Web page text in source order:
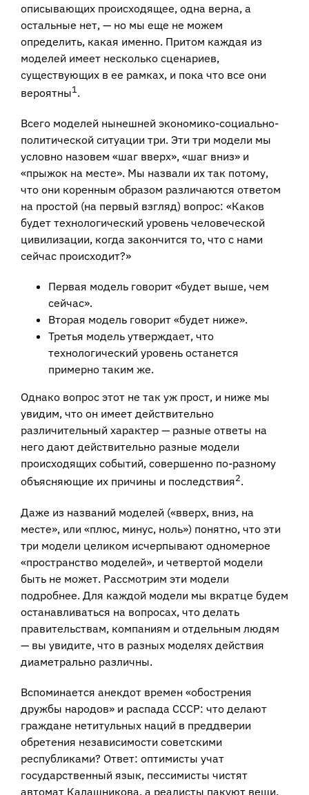
описывающих происходящее, одна верна, а
остальные нет, — но мы еще не можем
определить, какая именно. Притом каждая из
моделей имеет несколько сценариев,
существующих в ее рамках, и пока что все они
вероятны1.
Всего моделей нынешней экономико-социально-
политической ситуации три. Эти три модели мы
условно назовем «шаг вверх», «шаг вниз» и
«прыжок на месте». Мы назвали их так потому,
что они коренным образом различаются ответом
на простой (на первый взгляд) вопрос: «Каков
будет технологический уровень человеческой
цивилизации, когда закончится то, что с нами
сейчас происходит?»
Первая модель говорит «будет выше, чем
сейчас».
Вторая модель говорит «будет ниже».
Третья модель утверждает, что
технологический уровень останется
примерно таким же.
Однако вопрос этот не так уж прост, и ниже мы
увидим, что он имеет действительно
различительный характер — разные ответы на
него дают действительно разные модели
происходящих событий, совершенно по-разному
объясняющие их причины и последствия2.
Даже из названий моделей («вверх, вниз, на
месте», или «плюс, минус, ноль») понятно, что эти
три модели целиком исчерпывают одномерное
«пространство моделей», и четвертой модели
быть не может. Рассмотрим эти модели
подробнее. Для каждой модели мы вкратце будем
останавливаться на вопросах, что делать
правительствам, компаниям и отдельным людям
— вы увидите, что в разных моделях действия
диаметрально различны.
Вспоминается анекдот времен «обострения
дружбы народов» и распада СССР: что делают
граждане нетитульных наций в преддверии
обретения независимости советскими
республиками? Ответ: оптимисты учат
государственный язык, пессимисты чистят
автомат Калашникова, а реалисты пакуют вещи.